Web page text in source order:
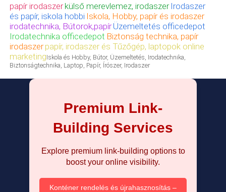
papír irodaszerkülső merevlemez, irodaszer Irodaszer
és papír, iskola hobbi Iskola, Hobby, papír és irodaszer
irodatechnika, Bútorok,papírÜzemeltetés officedepot
Irodatechnika officedepot Biztonság technika, papír
irodaszerpapír, irodaszer és Tűzőgép, laptopok online
marketingIskola és Hobby, Bútor, Üzemeltetés, Irodatechnika,
Biztonságtechnika, Laptop, Papír, Írószer, Irodaszer
Premium Link-
Building Services
Explore premium link-building options to
boost your online visibility.
Konténer rendelés és újrahasznosítás –